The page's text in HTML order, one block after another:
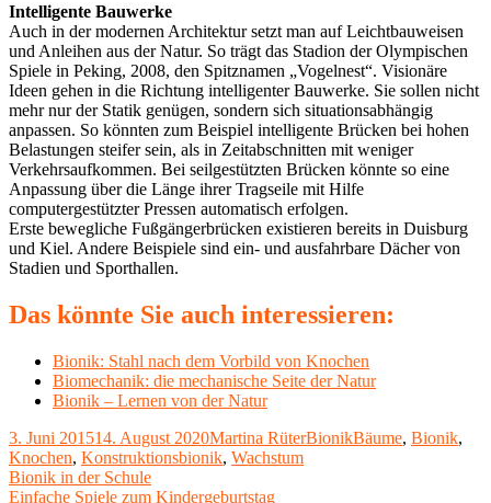
Intelligente Bauwerke
Auch in der modernen Architektur setzt man auf Leichtbauweisen
und Anleihen aus der Natur. So trägt das Stadion der Olympischen
Spiele in Peking, 2008, den Spitznamen „Vogelnest“. Visionäre
Ideen gehen in die Richtung intelligenter Bauwerke. Sie sollen nicht
mehr nur der Statik genügen, sondern sich situationsabhängig
anpassen. So könnten zum Beispiel intelligente Brücken bei hohen
Belastungen steifer sein, als in Zeitabschnitten mit weniger
Verkehrsaufkommen. Bei seilgestützten Brücken könnte so eine
Anpassung über die Länge ihrer Tragseile mit Hilfe
computergestützter Pressen automatisch erfolgen.
Erste bewegliche Fußgängerbrücken existieren bereits in Duisburg
und Kiel. Andere Beispiele sind ein- und ausfahrbare Dächer von
Stadien und Sporthallen.
Das könnte Sie auch interessieren:
Bionik: Stahl nach dem Vorbild von Knochen
Biomechanik: die mechanische Seite der Natur
Bionik – Lernen von der Natur
Veröffentlicht
am
3. Juni 201514. August 2020Autor
Martina RüterKategorien
BionikSchlagwörter
Bäume, Bionik,
Knochen, Konstruktionsbionik, Wachstum
Beitragsnavigation
Vorheriger
Beitrag:
Bionik in der Schule
Nächster
Einfache Spiele zum Kindergeburtstag